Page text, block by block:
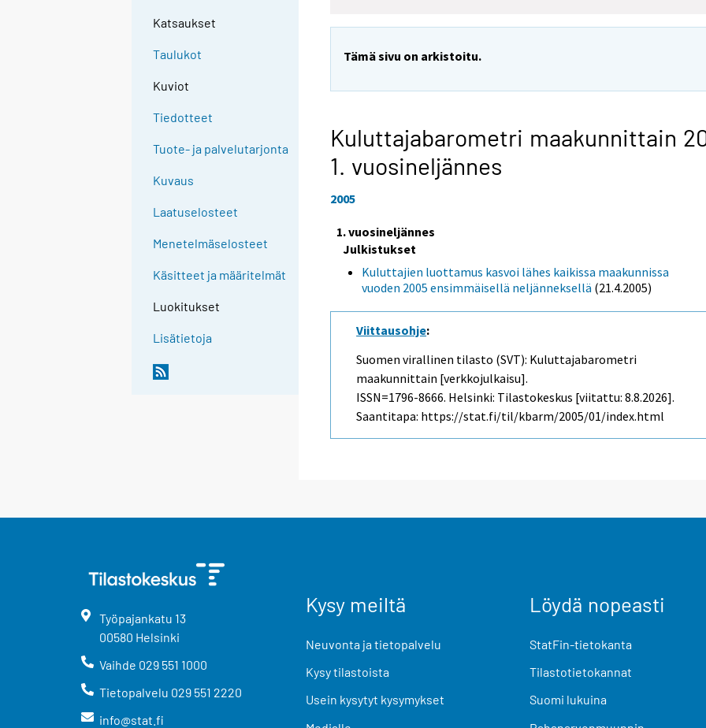
Katsaukset
Taulukot
Kuviot
Tiedotteet
Tuote- ja palvelutarjonta
Kuvaus
Laatuselosteet
Menetelmäselosteet
Käsitteet ja määritelmät
Luokitukset
Lisätietoja
Tämä sivu on arkistoitu.
Kuluttajabarometri maakunnittain
1. vuosineljännes
2005
1. vuosineljännes
Julkistukset
Kuluttajien luottamus kasvoi lähes kaikissa maakunnissa
vuoden 2005 ensimmäisellä neljänneksellä (21.4.2005)
Viittausohje:
Suomen virallinen tilasto (SVT): Kuluttajabarometri
maakunnittain [verkkojulkaisu].
ISSN=1796-8666. Helsinki: Tilastokeskus [viitattu: 8.8.2026].
Saantitapa: https://stat.fi/til/kbarm/2005/01/index.html
Työpajankatu 13
00580 Helsinki
Vaihde 029 551 1000
Tietopalvelu 029 551 2220
info@stat.fi
Kysy meiltä
Neuvonta ja tietopalvelu
Kysy tilastoista
Usein kysytyt kysymykset
Löydä nopeasti
StatFin-tietokanta
Tilastotietokannat
Suomi lukuina